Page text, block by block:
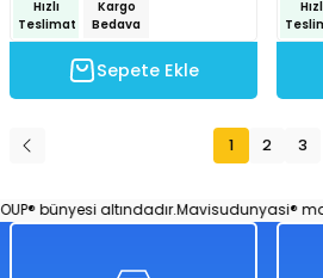
Hızlı
Teslimat
Kargo
Bedava
Sepete Ekle
1 2 3
bünyesi altındadır.Mavisudunyasi®